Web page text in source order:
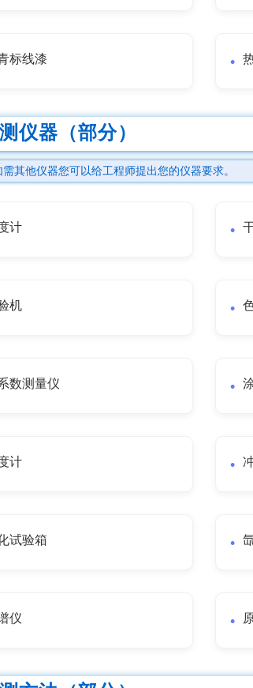
标线漆
仪器（部分）
需其他仪器您可以给工程师提出您的仪器要求。
计
机
数测量仪
计
试验箱
仪